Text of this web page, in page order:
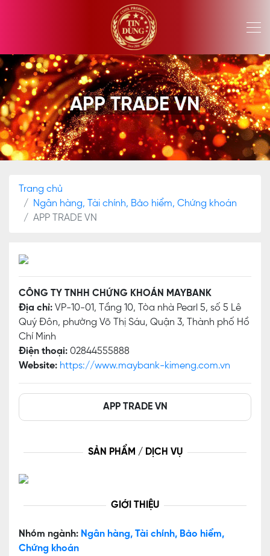
APP TRADE VN
Trang chủ
Ngân hàng, Tài chính, Bảo hiểm, Chứng khoán
APP TRADE VN
CÔNG TY TNHH CHỨNG KHOÁN MAYBANK
Địa chỉ: VP-10-01, Tầng 10, Tòa nhà Pearl 5, số 5 Lê
Quý Đôn, phường Võ Thị Sáu, Quận 3, Thành phố Hồ
Chí Minh
Điện thoại: 02844555888
Website: https://www.maybank-kimeng.com.vn
APP TRADE VN
SẢN PHẨM / DỊCH VỤ
GIỚI THIỆU
Nhóm ngành: Ngân hàng, Tài chính, Bảo hiểm,
Chứng khoán